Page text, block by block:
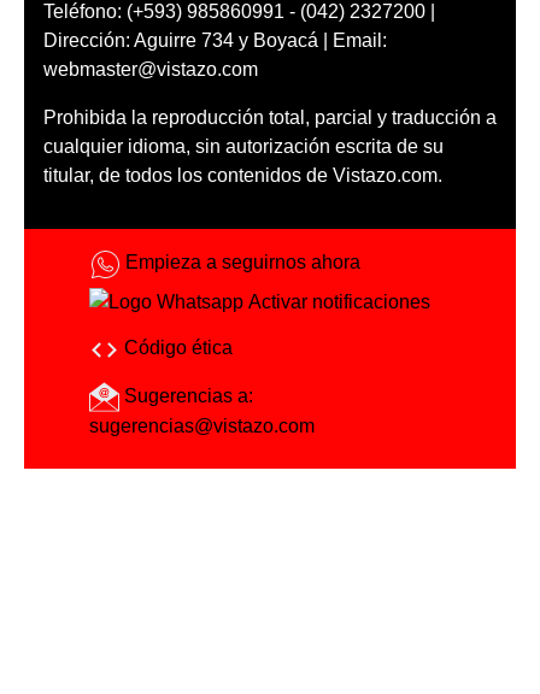
Teléfono: (+593) 985860991 - (042) 2327200 |
Dirección: Aguirre 734 y Boyacá | Email:
webmaster@vistazo.com
Prohibida la reproducción total, parcial y traducción a
cualquier idioma, sin autorización escrita de su
titular, de todos los contenidos de Vistazo.com.
Empieza a seguirnos ahora
Activar notificaciones
Código ética
Sugerencias a:
sugerencias@vistazo.com